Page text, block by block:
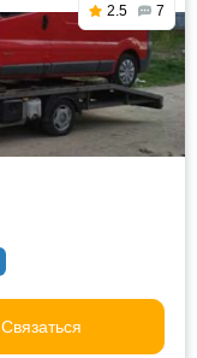
2.5 7
Связаться